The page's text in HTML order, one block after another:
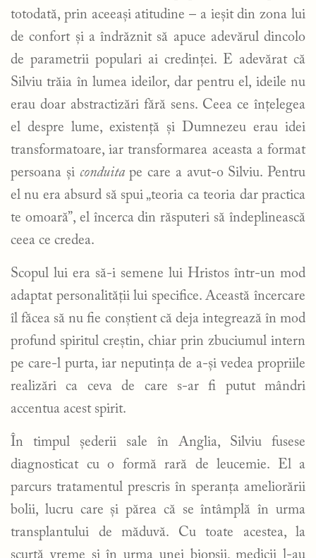
totodată, prin aceeași atitudine – a ieșit din zona lui
de confort și a îndrăznit să apuce adevărul dincolo
de parametrii populari ai credinței. E adevărat că
Silviu trăia în lumea ideilor, dar pentru el, ideile nu
erau doar abstractizări fără sens. Ceea ce înțelegea
el despre lume, existență și Dumnezeu erau idei
transformatoare, iar transformarea aceasta a format
persoana și conduitape care a avut-o Silviu. Pentru
el nu era absurd să spui „teoria ca teoria dar practica
te omoară”, el încerca din răsputeri să îndeplinească
ceea ce credea.
Scopul lui era să-i semene lui Hristos într-un mod
adaptat personalității lui specifice. Această încercare
îl făcea să nu fie conștient că deja integrează în mod
profund spiritul creștin, chiar prin zbuciumul intern
pe care-l purta, iar neputința de a-și vedea propriile
realizări ca ceva de care s-ar fi putut mândri
accentua acest spirit.
În timpul șederii sale în Anglia, Silviu fusese
diagnosticat cu o formă rară de leucemie. El a
parcurs tratamentul prescris în speranța ameliorării
bolii, lucru care și părea că se întâmplă în urma
transplantului de măduvă. Cu toate acestea, la
scurtă vreme și în urma unei biopsii, medicii l-au